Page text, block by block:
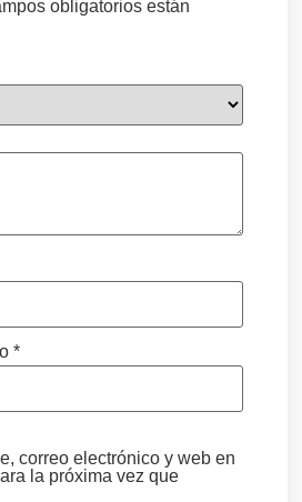
obligatorios están
*
correo electrónico y web en
la próxima vez que